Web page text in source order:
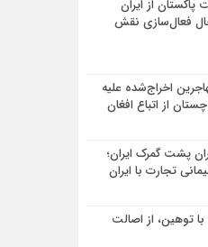
از ایران
فعال‌سازی نقش
اخراج‌شده علیه
از اتباع افغان
پشت گمرک ایران؛
تجارت با ایران
توهین، از اصالت